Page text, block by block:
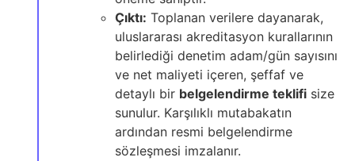
Çıktı: Toplanan verilere dayanarak,
uluslararası akreditasyon kurallarının
belirlediği denetim adam/gün sayısını
ve net maliyeti içeren, şeffaf ve
detaylı bir belgelendirme teklifi size
sunulur. Karşılıklı mutabakatın
ardından resmi belgelendirme
sözleşmesi imzalanır.